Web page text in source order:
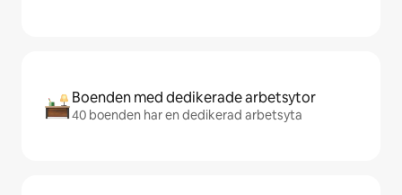
Boenden med dedikerade arbetsytor
40 boenden har en dedikerad arbetsyta